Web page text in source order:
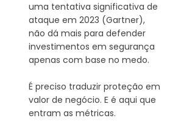
uma tentativa significativa de
ataque em 2023 (Gartner),
não dá mais para defender
investimentos em segurança
apenas com base no medo.
É preciso traduzir proteção em
valor de negócio. E é aqui que
entram as métricas.